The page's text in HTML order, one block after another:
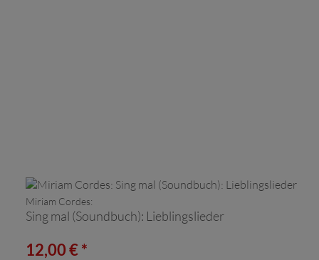
Miriam Cordes:
Sing mal (Soundbuch): Lieblingslieder
12,00 € *